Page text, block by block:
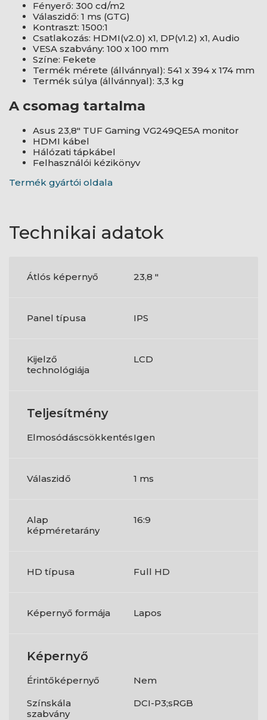
Fényerő: 300 cd/m2
Válaszidő: 1 ms (GTG)
Kontraszt: 1500:1
Csatlakozás: HDMI(v2.0) x1, DP(v1.2) x1, Audio
VESA szabvány: 100 x 100 mm
Színe: Fekete
Termék mérete (állvánnyal): 541 x 394 x 174 mm
Termék súlya (állvánnyal): 3,3 kg
A csomag tartalma
Asus 23,8" TUF Gaming VG249QE5A monitor
HDMI kábel
Hálózati tápkábel
Felhasználói kézikönyv
Termék gyártói oldala
Technikai adatok
Átlós képernyő 23,8 "
Panel típusa IPS
Kijelző
technológiája
LCD
Teljesítmény
ElmosódáscsökkentésIgen
Válaszidő 1 ms
Alap
képméretarány
16:9
HD típusa Full HD
Képernyő formája Lapos
Képernyő
Érintőképernyő
Nem
Színskála
szabvány
DCI-P3;sRGB